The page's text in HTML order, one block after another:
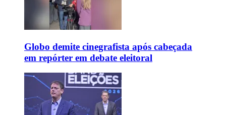
Globo demite cinegrafista após cabeçada
em repórter em debate eleitoral